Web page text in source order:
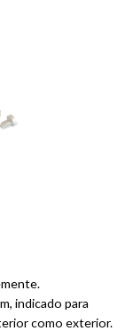
indicado para
como exterior.